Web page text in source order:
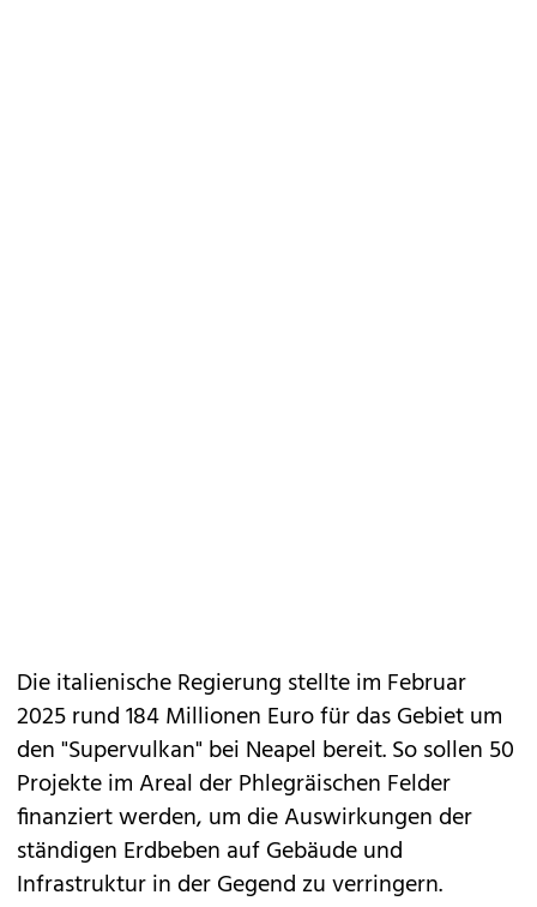
Die italienische Regierung stellte im Februar
2025 rund 184 Millionen Euro für das Gebiet um
den "Supervulkan" bei Neapel bereit. So sollen 50
Projekte im Areal der Phlegräischen Felder
finanziert werden, um die Auswirkungen der
ständigen Erdbeben auf Gebäude und
Infrastruktur in der Gegend zu verringern.